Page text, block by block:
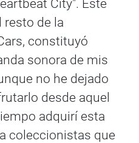
City". Este
resto de la
constituyó
sonora de mis
no he dejado
desde aquel
adquirí esta
coleccionistas que